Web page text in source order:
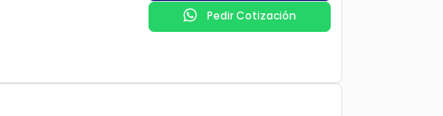
Pedir Cotización